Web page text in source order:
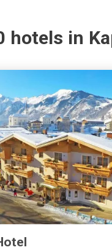
hotels in